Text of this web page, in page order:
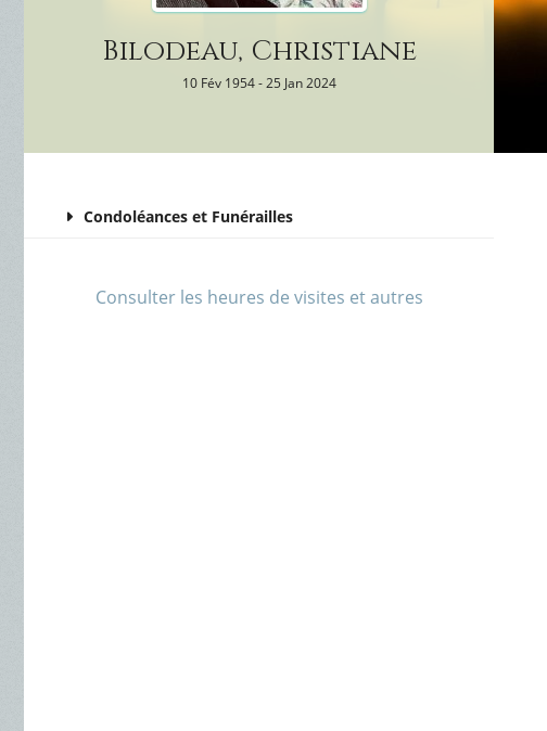
Bilodeau, Christiane
10 Fév 1954 - 25 Jan 2024
Condoléances et Funérailles
Consulter les heures de visites et autres